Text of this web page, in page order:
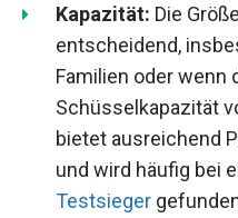
Kapazität: Die
entscheidend,
Familien oder wenn
Schüsselkapazität
bietet ausreichend
und wird häufig bei
Testsieger